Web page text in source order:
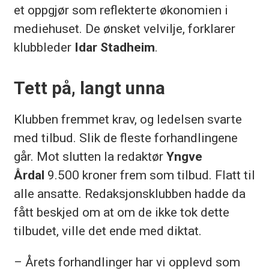
et oppgjør som reflekterte økonomien i
mediehuset. De ønsket velvilje, forklarer
klubbleder Idar Stadheim.
Tett på, langt unna
Klubben fremmet krav, og ledelsen svarte
med tilbud. Slik de fleste forhandlingene
går. Mot slutten la redaktør Yngve
Årdal 9.500 kroner frem som tilbud. Flatt til
alle ansatte. Redaksjonsklubben hadde da
fått beskjed om at om de ikke tok dette
tilbudet, ville det ende med diktat.
– Årets forhandlinger har vi opplevd som